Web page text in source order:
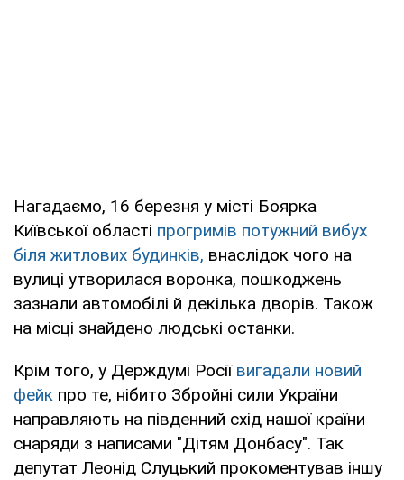
Нагадаємо, 16 березня у місті Боярка
Київської області прогримів потужний вибух
біля житлових будинків, внаслідок чого на
вулиці утворилася воронка, пошкоджень
зазнали автомобілі й декілька дворів. Також
на місці знайдено людські останки.
Крім того, у Держдумі Росії вигадали новий
фейк про те, нібито Збройні сили України
направляють на південний схід нашої країни
снаряди з написами "Дітям Донбасу". Так
депутат Леонід Слуцький прокоментував іншу